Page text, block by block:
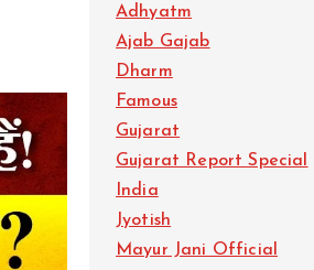
Adhyatm
Ajab Gajab
Dharm
Famous
Gujarat
Gujarat Report Special
India
Jyotish
Mayur Jani Official